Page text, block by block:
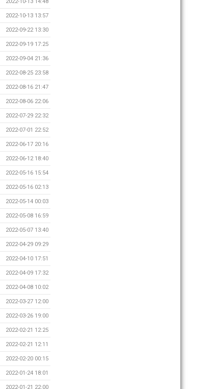
2022-10-13 14:48
2022-10-13 13:57
2022-09-22 13:30
2022-09-19 17:25
2022-09-04 21:36
2022-08-25 23:58
2022-08-16 21:47
2022-08-06 22:06
2022-07-29 22:32
2022-07-01 22:52
2022-06-17 20:16
2022-06-12 18:40
2022-05-16 15:54
2022-05-16 02:13
2022-05-14 00:03
2022-05-08 16:59
2022-05-07 13:40
2022-04-29 09:29
2022-04-10 17:51
2022-04-09 17:32
2022-04-08 10:02
2022-03-27 12:00
2022-03-26 19:00
2022-02-21 12:25
2022-02-21 12:11
2022-02-20 00:15
2022-01-24 18:01
2022-01-21 22:00